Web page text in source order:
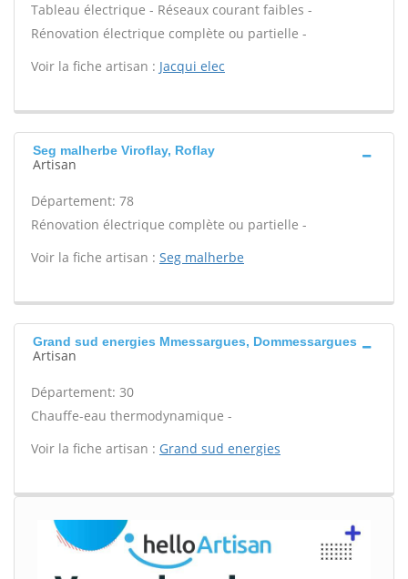
Tableau électrique - Réseaux courant faibles -
Rénovation électrique complète ou partielle -
Voir la fiche artisan : Jacqui elec
Seg malherbe Viroflay, Roflay
Artisan
Département: 78
Rénovation électrique complète ou partielle -
Voir la fiche artisan : Seg malherbe
Grand sud energies Mmessargues, Dommessargues
Artisan
Département: 30
Chauffe-eau thermodynamique -
Voir la fiche artisan : Grand sud energies